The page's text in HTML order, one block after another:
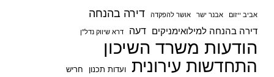
אביב ייזום אבנר ישר אושר להפקדה דירה בהנחה
דירה בהנחה למילואימניקים דעה דרא שיווק נדל"ן
הודעות משרד השיכון
התחדשות עירונית ועדות תכנון חריש